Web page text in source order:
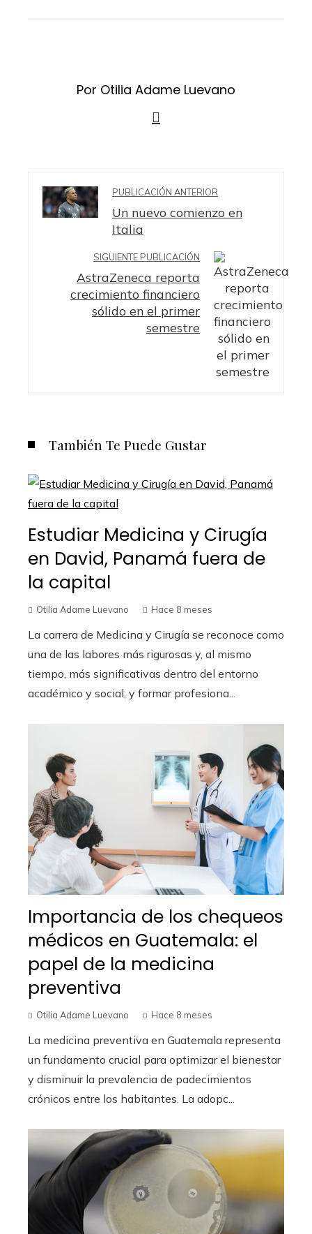
Por Otilia Adame Luevano
PUBLICACIÓN ANTERIOR
Un nuevo comienzo en
Italia
SIGUIENTE PUBLICACIÓN
AstraZeneca reporta
crecimiento financiero
sólido en el primer
semestre
También Te Puede Gustar
Estudiar Medicina y Cirugía
en David, Panamá fuera de
la capital
Otilia Adame Luevano Hace 8 meses
La carrera de Medicina y Cirugía se reconoce como
una de las labores más rigurosas y, al mismo
tiempo, más significativas dentro del entorno
académico y social, y formar profesiona...
Importancia de los chequeos
médicos en Guatemala: el
papel de la medicina
preventiva
Otilia Adame Luevano Hace 8 meses
La medicina preventiva en Guatemala representa
un fundamento crucial para optimizar el bienestar
y disminuir la prevalencia de padecimientos
crónicos entre los habitantes. La adopc...